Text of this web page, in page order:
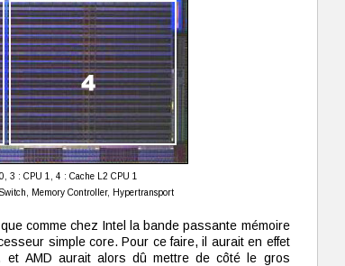
3 : CPU 1, 4 : Cache L2 CPU 1
Memory Controller, Hypertransport
comme chez Intel la bande passante mémoire
simple core. Pour ce faire, il aurait en effet
et AMD aurait alors dû mettre de côté le gros